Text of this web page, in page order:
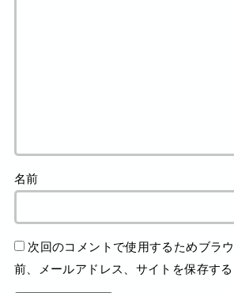
名前
次回のコメントで使用するためブラ
前、メールアドレス、サイトを保存する